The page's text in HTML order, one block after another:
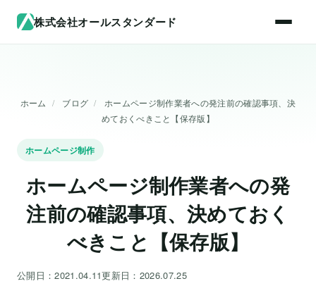
株式会社オールスタンダード
ホーム / ブログ /
ホームページ制作業者への発注前の確認事項、決
めておくべきこと【保存版】
ホームページ制作
ホームページ制作業者への発
注前の確認事項、決めておく
べきこと【保存版】
公開日：2021.04.11更新日：2026.07.25